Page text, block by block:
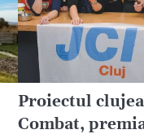
Proiectul
Combat,